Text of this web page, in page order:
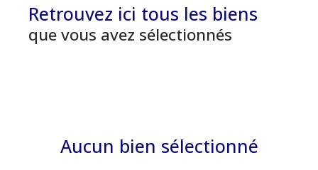
Faire
gérer
Commerce /
Retrouvez ici tous les biens
que vous avez sélectionnés
Aucun bien sélectionné